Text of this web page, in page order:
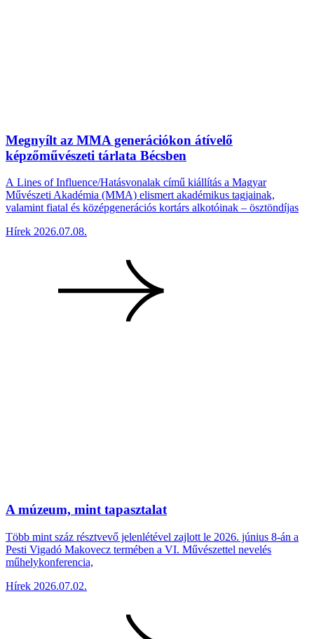
Megnyílt az MMA generációkon átívelő
képzőművészeti tárlata Bécsben
A Lines of Influence/Hatásvonalak című kiállítás a Magyar
Művészeti Akadémia (MMA) elismert akadémikus tagjainak,
valamint fiatal és középgenerációs kortárs alkotóinak – ösztöndíjas
Hírek 2026.07.08.
A múzeum, mint tapasztalat
Több mint száz résztvevő jelenlétével zajlott le 2026. június 8-án a
Pesti Vigadó Makovecz termében a VI. Művészettel nevelés
műhelykonferencia,
Hírek 2026.07.02.